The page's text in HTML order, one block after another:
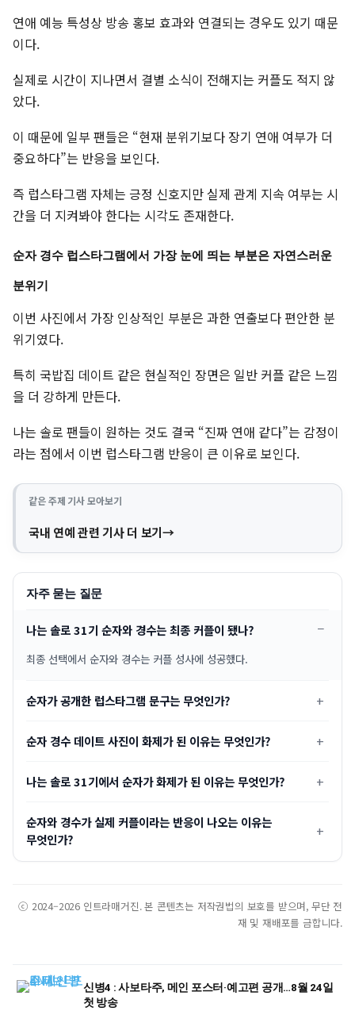
연애 예능 특성상 방송 홍보 효과와 연결되는 경우도 있기 때문
이다.
실제로 시간이 지나면서 결별 소식이 전해지는 커플도 적지 않
았다.
이 때문에 일부 팬들은 “현재 분위기보다 장기 연애 여부가 더
중요하다”는 반응을 보인다.
즉 럽스타그램 자체는 긍정 신호지만 실제 관계 지속 여부는 시
간을 더 지켜봐야 한다는 시각도 존재한다.
순자 경수 럽스타그램에서 가장 눈에 띄는 부분은 자연스러운
분위기
이번 사진에서 가장 인상적인 부분은 과한 연출보다 편안한 분
위기였다.
특히 국밥집 데이트 같은 현실적인 장면은 일반 커플 같은 느낌
을 더 강하게 만든다.
나는 솔로 팬들이 원하는 것도 결국 “진짜 연애 같다”는 감정이
라는 점에서 이번 럽스타그램 반응이 큰 이유로 보인다.
같은 주제 기사 모아보기
국내 연예 관련 기사 더 보기
자주 묻는 질문
나는 솔로 31기 순자와 경수는 최종 커플이 됐나?
최종 선택에서 순자와 경수는 커플 성사에 성공했다.
순자가 공개한 럽스타그램 문구는 무엇인가?
순자 경수 데이트 사진이 화제가 된 이유는 무엇인가?
나는 솔로 31기에서 순자가 화제가 된 이유는 무엇인가?
순자와 경수가 실제 커플이라는 반응이 나오는 이유는
무엇인가?
ⓒ 2024–2026 인트라매거진. 본 콘텐츠는 저작권법의 보호를 받으며, 무단 전
재 및 재배포를 금합니다.
신병4 : 사보타주, 메인 포스터·예고편 공개…8월 24일
첫 방송